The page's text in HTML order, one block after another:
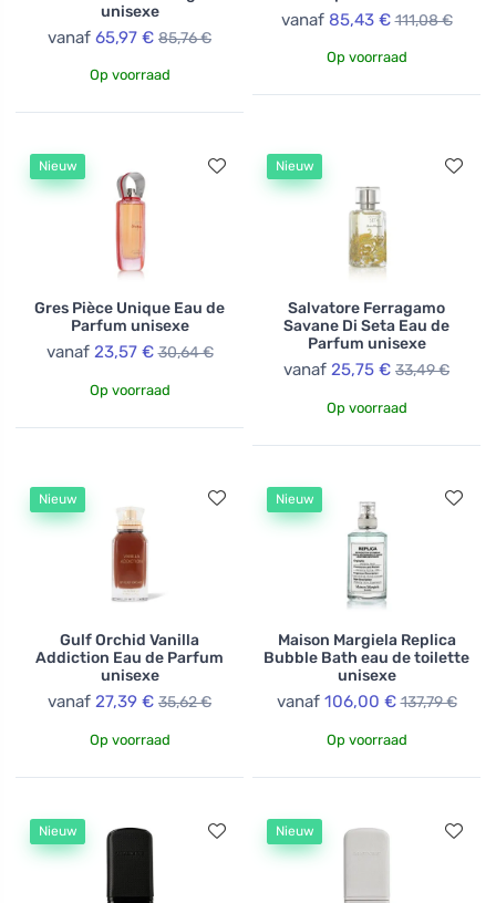
unisexe
vanaf 65,97 € 85,76 €
Op voorraad
vanaf 85,43 € 111,08 €
Op voorraad
Nieuw
Gres Pièce Unique Eau de
Parfum unisexe
vanaf 23,57 € 30,64 €
Op voorraad
Nieuw
Salvatore Ferragamo
Savane Di Seta Eau de
Parfum unisexe
vanaf 25,75 € 33,49 €
Op voorraad
Nieuw
Gulf Orchid Vanilla
Addiction Eau de Parfum
unisexe
vanaf 27,39 € 35,62 €
Op voorraad
Nieuw
Maison Margiela Replica
Bubble Bath eau de toilette
unisexe
vanaf 106,00 € 137,79 €
Op voorraad
Nieuw Nieuw